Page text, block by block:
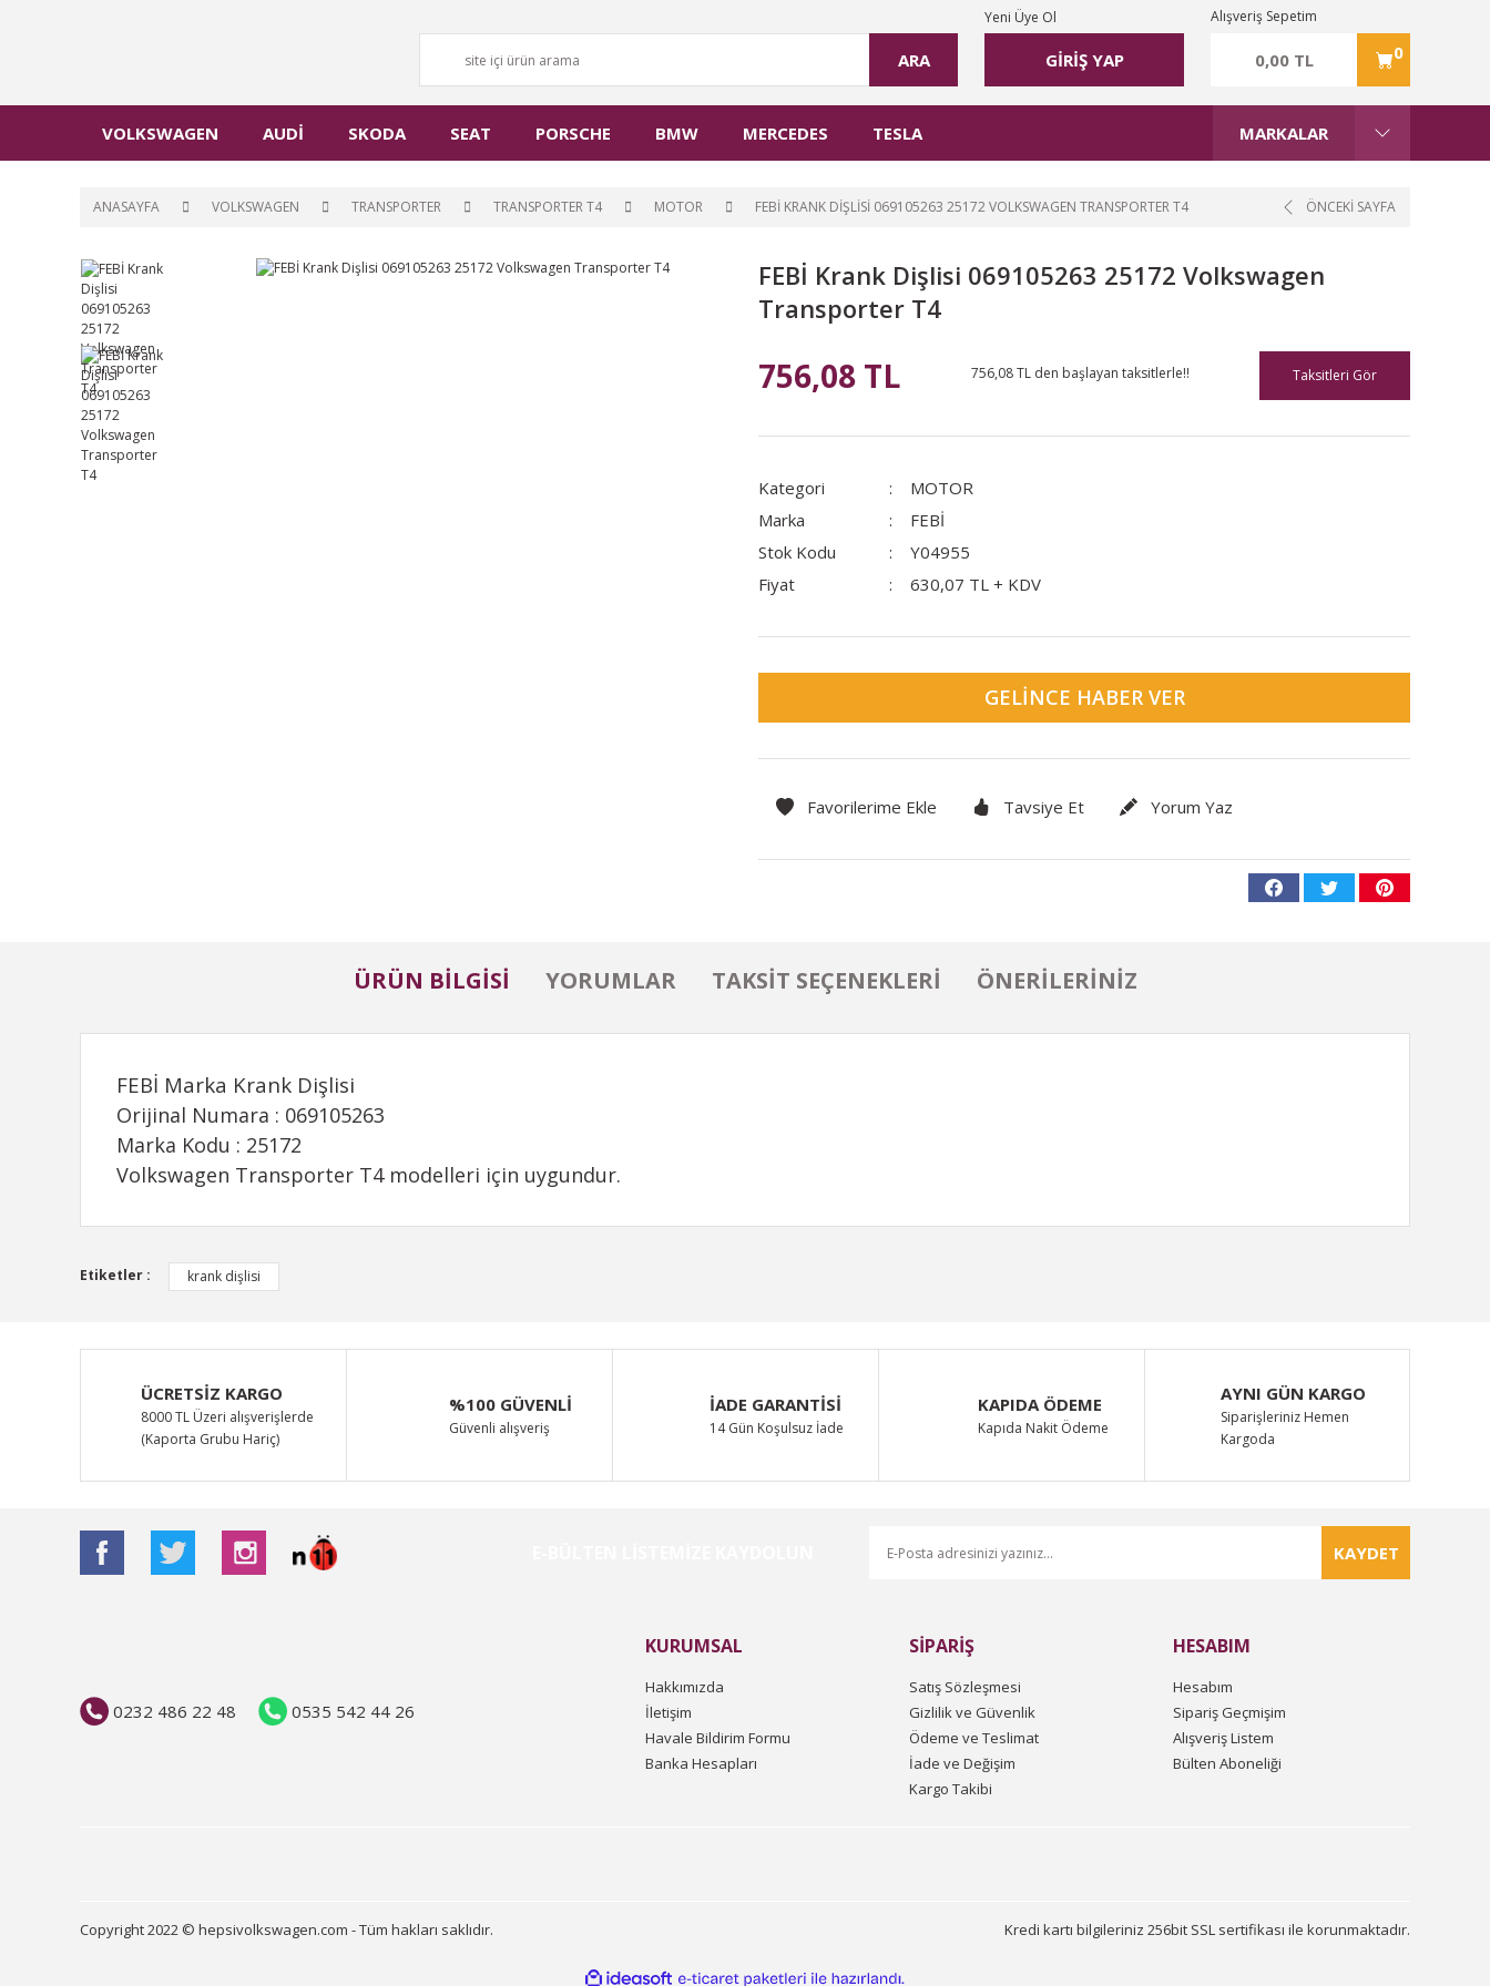
ARA GİRİŞ YAP
Yeni Üye Ol
0,00 TL 0
Alışveriş Sepetim
VOLKSWAGEN AUDİ SKODA SEAT PORSCHE BMW MERCEDES TESLA MARKALAR
ANASAYFA VOLKSWAGEN TRANSPORTER TRANSPORTER T4 MOTOR FEBİ KRANK DIŞLISI 069105263 25172 VOLKSWAGEN TRANSPORTER T4 ÖNCEKİ SAYFA
FEBİ Krank Dişlisi 069105263 25172 Volkswagen
Transporter T4
756,08 TL 756,08 TL den başlayan taksitlerle!! Taksitleri Gör
Kategori
MOTOR
Marka
FEBİ
Stok Kodu
Y04955
Fiyat
630,07 TL + KDV
GELINCE HABER VER
Tavsiye Et Yorum Yaz
ÜRÜN BILGISI YORUMLAR TAKSIT SEÇENEKLERI ÖNERILERINIZ
FEBİ Marka Krank Dişlisi
Orijinal Numara : 069105263
Marka Kodu : 25172
Volkswagen Transporter T4 modelleri için uygundur.
Bu ürünün fiyat bilgisi, resim, ürün açıklamalarında ve diğer konularda yetersiz gördüğünüz noktaları öneri formunu kullanarak tarafımıza iletebilirsiniz.
Görüş ve önerileriniz için teşekkür ederiz.
Ürün resmi kalitesiz, bozuk veya görüntülenemiyor.
Ürün açıklamasında eksik bilgiler bulunuyor.
Ürün bilgilerinde hatalar bulunuyor.
Ürün fiyatı diğer sitelerden daha pahalı.
Etiketler : krank dişlisi
ÜCRETSİZ KARGO
8000 TL Üzeri alışverişlerde
(Kaporta Grubu Hariç)
%100 GÜVENLİ
Güvenli alışveriş
İADE GARANTİSİ
14 Gün Koşulsuz İade
KAPIDA ÖDEME
Kapıda Nakit Ödeme
AYNI GÜN KARGO
Siparişleriniz Hemen
Kargoda
KAYDET
0232 486 22 48 0535 542 44 26
KURUMSAL
Hakkımızda
İletişim
Havale Bildirim Formu
Banka Hesapları
SİPARİŞ
Satış Sözleşmesi
Gizlilik ve Güvenlik
Ödeme ve Teslimat
İade ve Değişim
Kargo Takibi
HESABIM
Hesabım
Sipariş Geçmişim
Alışveriş Listem
Bülten Aboneliği
Copyright 2022 © hepsivolkswagen.com - Tüm hakları saklıdır. Kredi kartı bilgileriniz 256bit SSL sertifikası ile korunmaktadır.
ideasoft e-